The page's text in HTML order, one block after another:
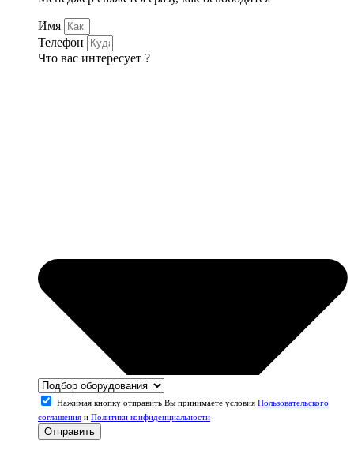
Имя
Телефон
Что вас интересует ?
Нажимая кнопку отправить Вы принимаете условия Пользовательского
соглашения и Политики конфиденциальности
Отправить